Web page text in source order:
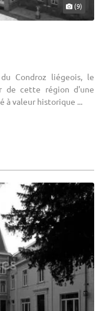
(9)
Condroz liégeois, le
de cette région d'une
à valeur historique ...